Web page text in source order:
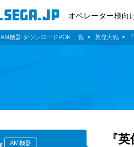
オペレーター様向
AM機器 ダウンロードPOP 一覧 英傑大戦
『
AM機器